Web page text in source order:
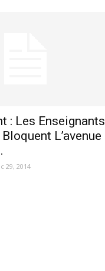
: Les Enseignants
L’avenue
29, 2014